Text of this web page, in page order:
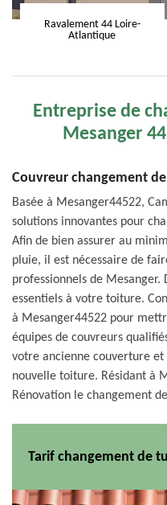
Ravalement 44 Loire-
Atlantique
Entreprise de
Mesanger
Couvreur changement
Basée à Mesanger44522,
solutions innovantes pour
Afin de bien assurer au
pluie, il est nécessaire de
professionnels de Mesanger.
essentiels à votre toiture.
à Mesanger44522 pour
équipes de couvreurs
votre ancienne couverture
nouvelle toiture. Résidant à
Rénovation le changement
Tarif changement de